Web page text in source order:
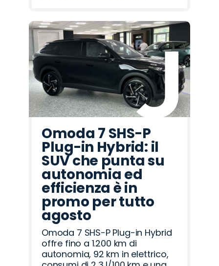
Omoda 7 SHS-P
Plug-in Hybrid: il
SUV che punta su
autonomia ed
efficienza è in
promo per tutto
agosto
Omoda 7 SHS-P Plug-in Hybrid
offre fino a 1.200 km di
autonomia, 92 km in elettrico,